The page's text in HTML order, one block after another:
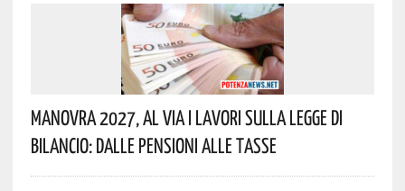
Manovra 2027, Al Via I Lavori Sulla Legge Di
Bilancio: Dalle Pensioni Alle Tasse